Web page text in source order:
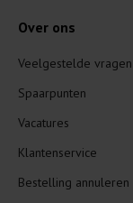
Over ons
Veelgestelde vragen
Spaarpunten
Vacatures
Klantenservice
Bestelling annuleren